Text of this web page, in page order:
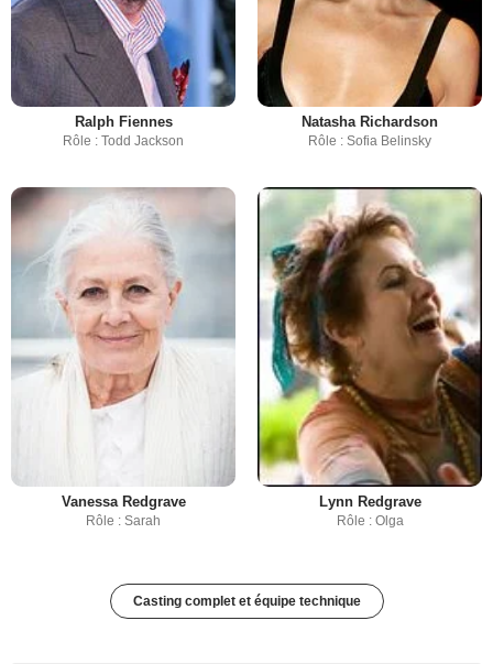
Ralph Fiennes
Rôle : Todd Jackson
Natasha Richardson
Rôle : Sofia Belinsky
Vanessa Redgrave
Rôle : Sarah
Lynn Redgrave
Rôle : Olga
Casting complet et équipe technique